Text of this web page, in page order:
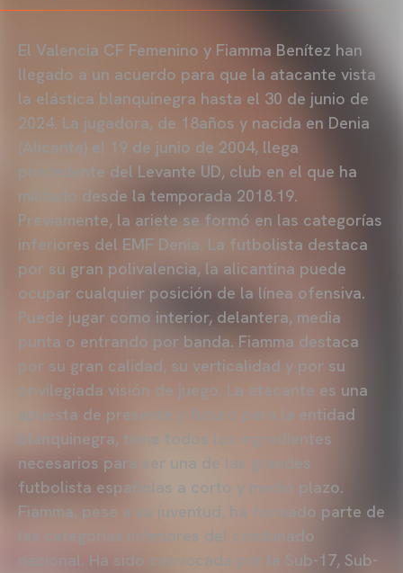
El Valencia CF Femenino y Fiamma Benítez han
llegado a un acuerdo para que la atacante vista
la elástica blanquinegra hasta el 30 de junio de
2024. La jugadora, de 18años y nacida en Denia
(Alicante) el 19 de junio de 2004, llega
procedente del Levante UD, club en el que ha
militado desde la temporada 2018.19.
Previamente, la ariete se formó en las categorías
inferiores del EMF Denia. La futbolista destaca
por su gran polivalencia, la alicantina puede
ocupar cualquier posición de la línea ofensiva.
Puede jugar como interior, delantera, media
punta o entrando por banda. Fiamma destaca
por su gran calidad, su verticalidad y por su
privilegiada visión de juego. La atacante es una
apuesta de presente y futuro para la entidad
blanquinegra, tiene todos los ingredientes
necesarios para ser una de las grandes
futbolista españolas a corto y medio plazo.
Fiamma, pese a su juventud, ha formado parte de
las categorías inferiores del combinado
nacional. Ha sido convocada por la Sub-17, Sub-